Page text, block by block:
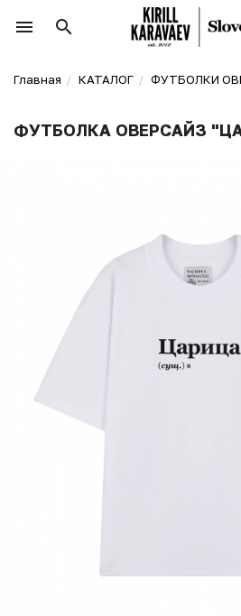
Главная КАТАЛОГ ФУТБОЛКИ
ФУТБОЛКА ОВЕРСАЙЗ